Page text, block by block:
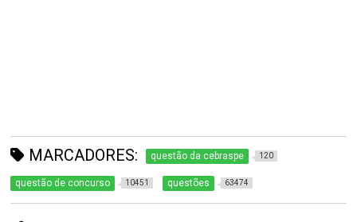
MARCADORES: questão da cebraspe 120
questão de concurso 10451 questões 63474